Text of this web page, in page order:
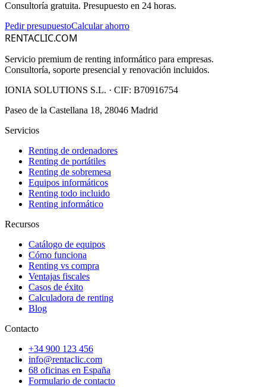
Consultoría gratuita. Presupuesto en 24 horas.
Pedir presupuestoCalcular ahorro
RENTACLIC.COM
Servicio premium de renting informático para empresas.
Consultoría, soporte presencial y renovación incluidos.
IONIA SOLUTIONS S.L. · CIF: B70916754
Paseo de la Castellana 18, 28046 Madrid
Servicios
Renting de ordenadores
Renting de portátiles
Renting de sobremesa
Equipos informáticos
Renting todo incluido
Renting informático
Recursos
Catálogo de equipos
Cómo funciona
Renting vs compra
Ventajas fiscales
Casos de éxito
Calculadora de renting
Blog
Contacto
+34 900 123 456
info@rentaclic.com
68 oficinas en España
Formulario de contacto